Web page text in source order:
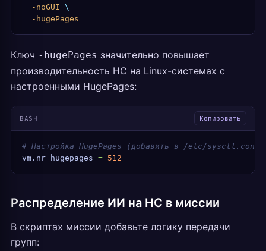
  -noGUI
\
  -hugePages
Ключ -hugePages значительно повышает
производительность HC на Linux-системах с
настроенными HugePages:
BASH Копировать
# Настройка HugePages (добавить в /etc/sysctl.conf)
vm.nr_hugepages = 512
Распределение ИИ на HC в миссии
В скриптах миссии добавьте логику передачи
групп: